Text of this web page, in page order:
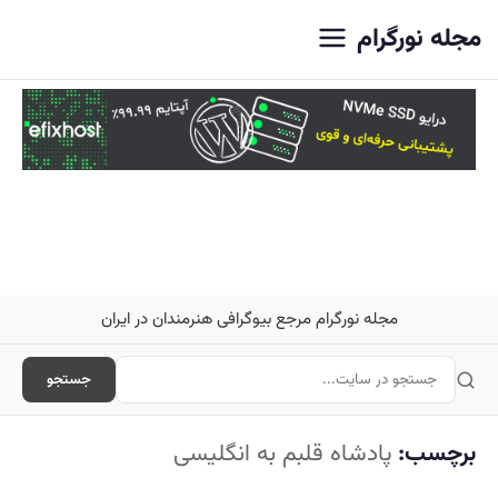
مجله نورگرام
مجله نورگرام مرجع بیوگرافی هنرمندان در ایران
جستجو
برچسب: پادشاه قلبم به انگلیسی